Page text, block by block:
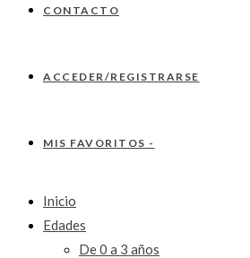
CONTACTO
ACCEDER/REGISTRARSE
MIS FAVORITOS -
Inicio
Edades
De 0 a 3 años